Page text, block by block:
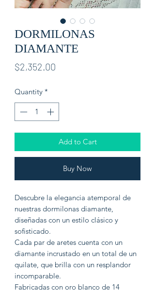
DORMILONAS
DIAMANTE
$2,352.00
Quantity *
Add to Cart
Buy Now
Descubre la elegancia atemporal de
nuestras dormilonas diamante,
diseñadas con un estilo clásico y
sofisticado.
Cada par de aretes cuenta con un
diamante incrustado en un total de un
quilate, que brilla con un resplandor
incomparable.
Fabricadas con oro blanco de 14